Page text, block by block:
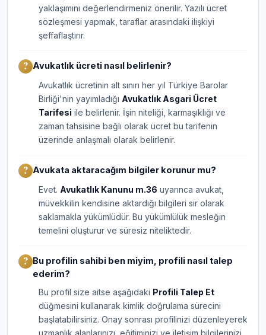
yaklaşımını değerlendirmeniz önerilir. Yazılı ücret
sözleşmesi yapmak, taraflar arasındaki ilişkiyi
şeffaflaştırır.
Avukatlık ücreti nasıl belirlenir?
Avukatlık ücretinin alt sınırı her yıl Türkiye Barolar
Birliği'nin yayımladığı Avukatlık Asgari Ücret
Tarifesi ile belirlenir. İşin niteliği, karmaşıklığı ve
zaman tahsisine bağlı olarak ücret bu tarifenin
üzerinde anlaşmalı olarak belirlenir.
Avukata aktaracağım bilgiler korunur mu?
Evet. Avukatlık Kanunu m.36 uyarınca avukat,
müvekkilin kendisine aktardığı bilgileri sır olarak
saklamakla yükümlüdür. Bu yükümlülük mesleğin
temelini oluşturur ve süresiz niteliktedir.
Bu profilin sahibi ben miyim, profili nasıl talep
ederim?
Bu profil size aitse aşağıdaki Profili Talep Et
düğmesini kullanarak kimlik doğrulama sürecini
başlatabilirsiniz. Onay sonrası profilinizi düzenleyerek
uzmanlık alanlarınızı, eğitiminizi ve iletişim bilgilerinizi